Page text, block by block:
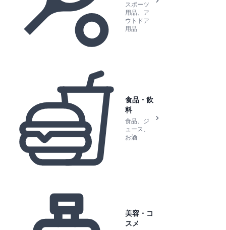
スポーツ
用品、ア
ウトドア
用品
食品・飲
料
食品、ジ
ュース、
お酒
美容・コ
スメ